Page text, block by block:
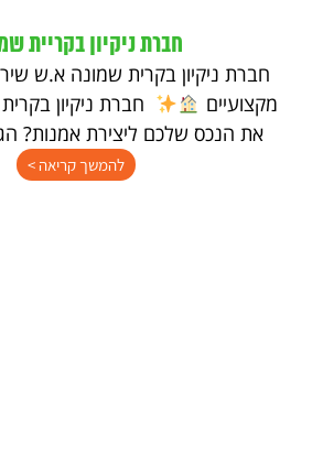
חברת ניקיון בקריית
חברת ניקיון בקרית שמונה א.ש
מקצועיים
חברת ניקיון
את הנכס שלכם ליצירת אמנות?
להמשך קריאה >